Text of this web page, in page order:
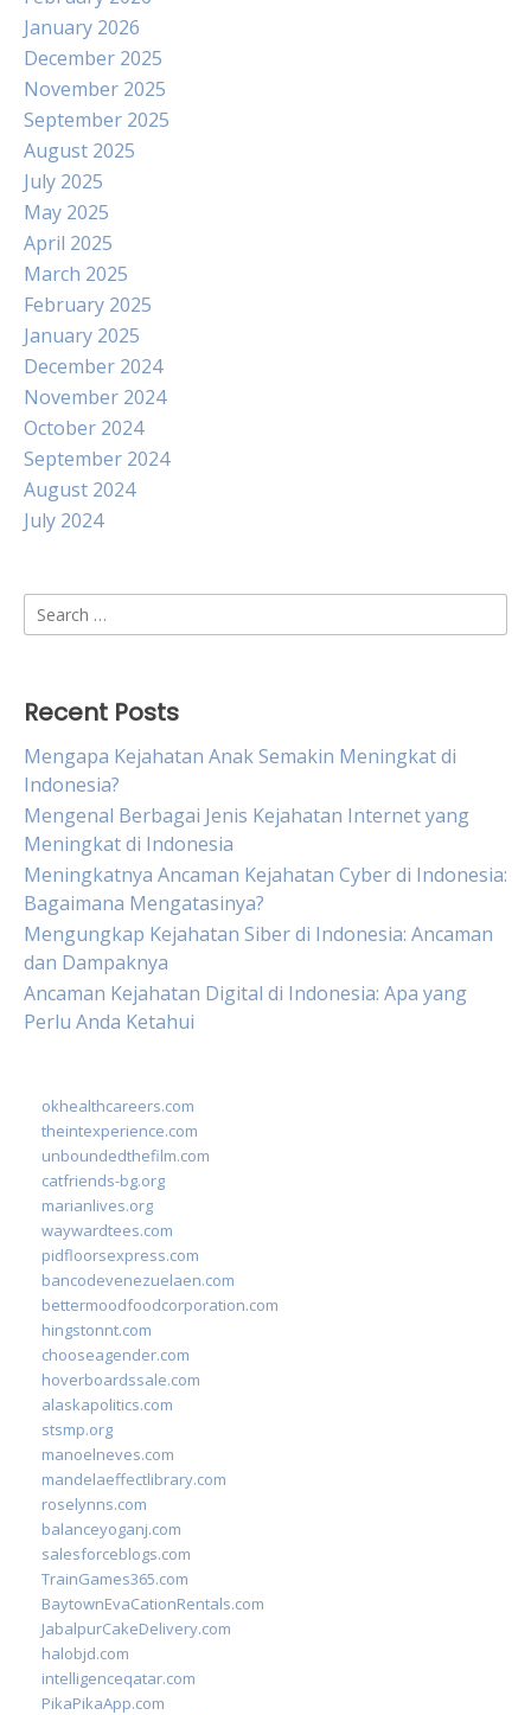
January 2026
December 2025
November 2025
September 2025
August 2025
July 2025
May 2025
April 2025
March 2025
February 2025
January 2025
December 2024
November 2024
October 2024
September 2024
August 2024
July 2024
Search
for:
Recent Posts
Mengapa Kejahatan Anak Semakin Meningkat di
Indonesia?
Mengenal Berbagai Jenis Kejahatan Internet yang
Meningkat di Indonesia
Meningkatnya Ancaman Kejahatan Cyber di Indonesia:
Bagaimana Mengatasinya?
Mengungkap Kejahatan Siber di Indonesia: Ancaman
dan Dampaknya
Ancaman Kejahatan Digital di Indonesia: Apa yang
Perlu Anda Ketahui
okhealthcareers.com
theintexperience.com
unboundedthefilm.com
catfriends-bg.org
marianlives.org
waywardtees.com
pidfloorsexpress.com
bancodevenezuelaen.com
bettermoodfoodcorporation.com
hingstonnt.com
chooseagender.com
hoverboardssale.com
alaskapolitics.com
stsmp.org
manoelneves.com
mandelaeffectlibrary.com
roselynns.com
balanceyoganj.com
salesforceblogs.com
TrainGames365.com
BaytownEvaCationRentals.com
JabalpurCakeDelivery.com
halobjd.com
intelligenceqatar.com
PikaPikaApp.com